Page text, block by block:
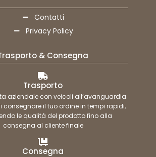
Contatti
Privacy Policy
& Consegna
Trasporto
aziendale con veicoli all’avanguardia
consegnare il tuo ordine in tempi rapidi,
le qualità del prodotto fino alla
consegna al cliente finale
Consegna